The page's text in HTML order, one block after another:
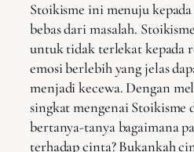
Stoikisme ini menuju
bebas dari masalah.
untuk tidak terlekat kepada
emosi berlebih yang jelas
menjadi kecewa. Dengan
singkat mengenai Stoikisme
bertanya-tanya bagaimana
terhadap cinta? Bukankah